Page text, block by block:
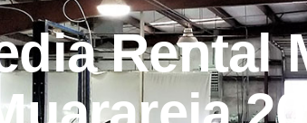
Rental